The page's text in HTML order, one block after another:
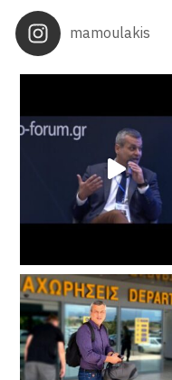
mamoulakis